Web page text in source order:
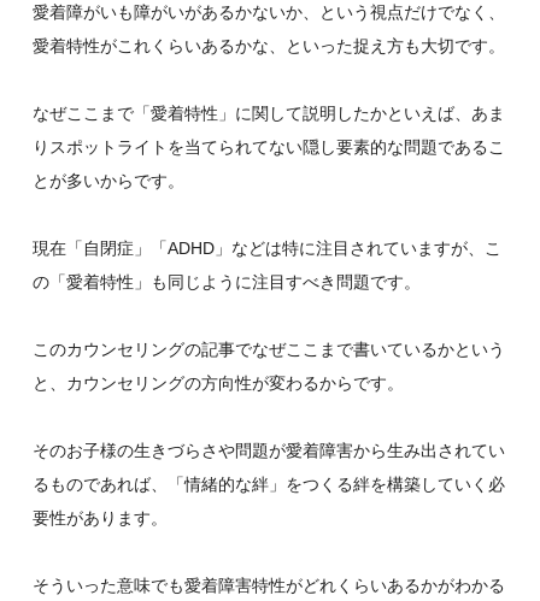
愛着障がいも障がいがあるかないか、という視点だけでなく、
愛着特性がこれくらいあるかな、といった捉え方も大切です。
なぜここまで「愛着特性」に関して説明したかといえば、あま
りスポットライトを当てられてない隠し要素的な問題であるこ
とが多いからです。
現在「自閉症」「ADHD」などは特に注目されていますが、こ
の「愛着特性」も同じように注目すべき問題です。
このカウンセリングの記事でなぜここまで書いているかという
と、カウンセリングの方向性が変わるからです。
そのお子様の生きづらさや問題が愛着障害から生み出されてい
るものであれば、「情緒的な絆」をつくる絆を構築していく必
要性があります。
そういった意味でも愛着障害特性がどれくらいあるかがわかる